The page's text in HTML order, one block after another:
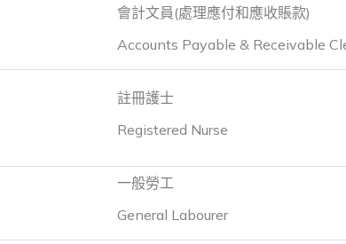
會計文員(處理應付和應收賬款)
Accounts Payable & Receivable
註冊護士
Registered Nurse
一般勞工
General Labourer